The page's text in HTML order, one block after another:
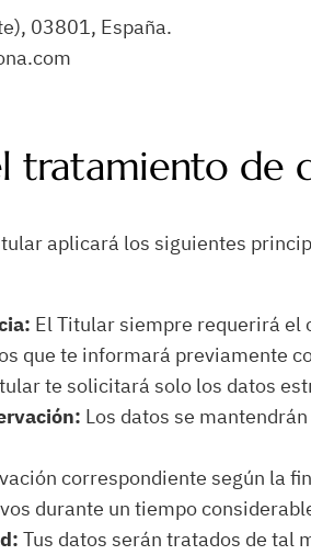
03801, España.
tratamiento de
aplicará los siguientes
El Titular siempre requerirá el
que te informará previamente
te solicitará solo los datos
Los datos se
correspondiente según la
durante un tiempo
Tus datos serán tratados de tal